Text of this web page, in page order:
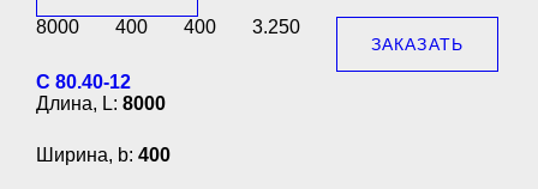
8000 400 400 3.250
ЗАКАЗАТЬ
С 80.40-12
Длина, L: 8000
Ширина, b: 400